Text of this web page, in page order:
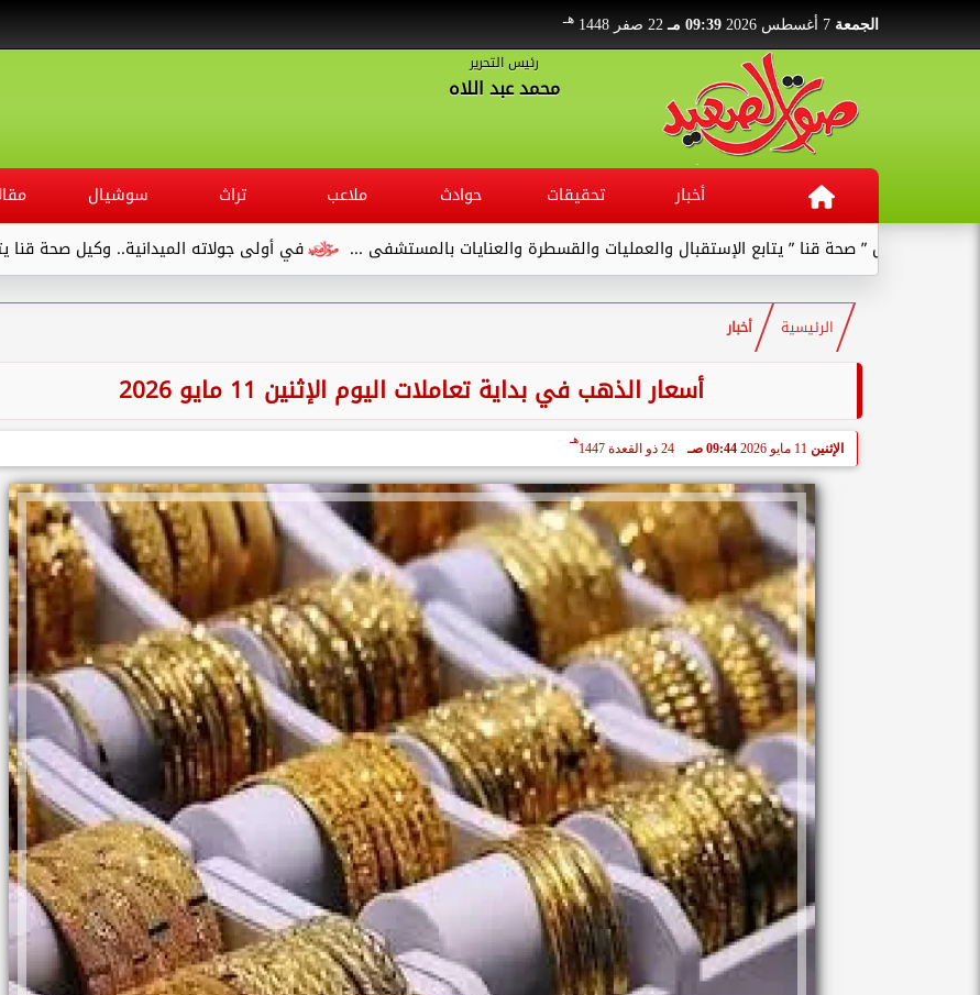
الجمعة 09:39 مـ 22 صفر 1448 هـ
رئيس التحرير
محمد عبد اللاه
أخبار تحقيقات حوادث ملاعب تراث سوشيال
في أولى جولاته الميدانية.. وكيل صحة قنا يتفقد ” صحة قنا ” يتابع الإستقبال والعمليات والقسطرة والعنايات بالمستشفى ...
الرئيسية أخبار
أسعار الذهب في بداية تعاملات اليوم الإثنين 11 مايو 2026
الإثنين 09:44 صـ 24 ذو القعدة 1447
هـ